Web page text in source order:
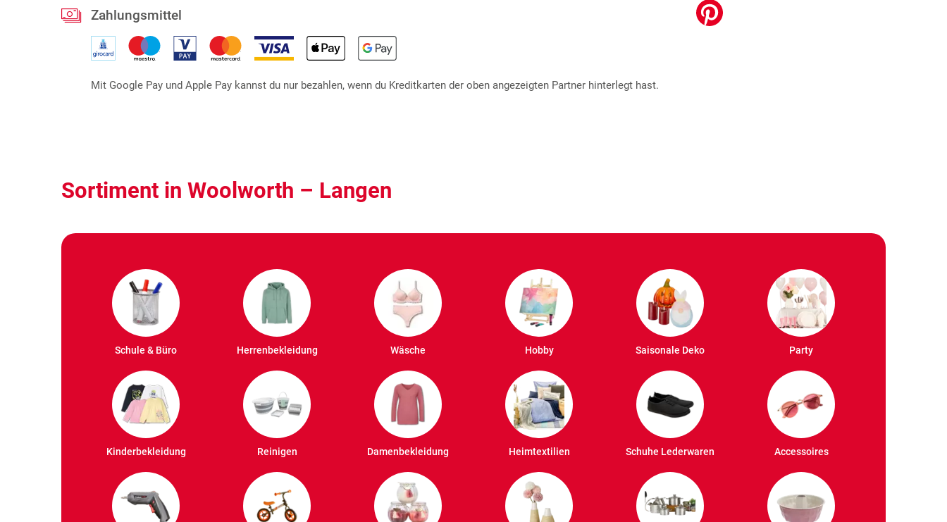
Zahlungsmittel
Mit Google Pay und Apple Pay kannst du nur bezahlen, wenn du Kreditkarten der oben angezeigten Partner hinterlegt hast.
Sortiment in Woolworth – Langen
Schule & Büro Herrenbekleidung Wäsche Hobby Saisonale Deko Party
Kinderbekleidung Reinigen Damenbekleidung Heimtextilien Schuhe Lederwaren Accessoires